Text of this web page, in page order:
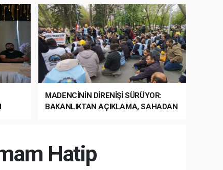
MADENCİNİN DİRENİŞİ SÜRÜYOR:
BAKANLIKTAN AÇIKLAMA, SAHADAN
Hatip